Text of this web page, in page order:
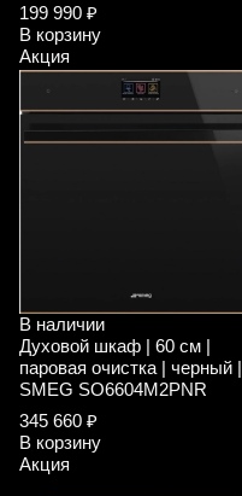
199 990 ₽
В корзину
Акция
В наличии
Духовой шкаф | 60 см |
паровая очистка | черный |
SMEG SO6604M2PNR
345 660 ₽
В корзину
Акция